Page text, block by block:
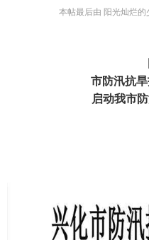
本帖最后由 阳光灿烂
市防汛抗
启动我市